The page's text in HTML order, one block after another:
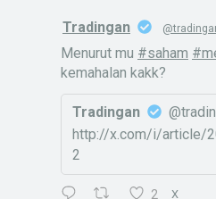
Tradingan
Menurut mu #saham
kemahalan kakk?
Tradingan
http://x.com/i/article/
2
2